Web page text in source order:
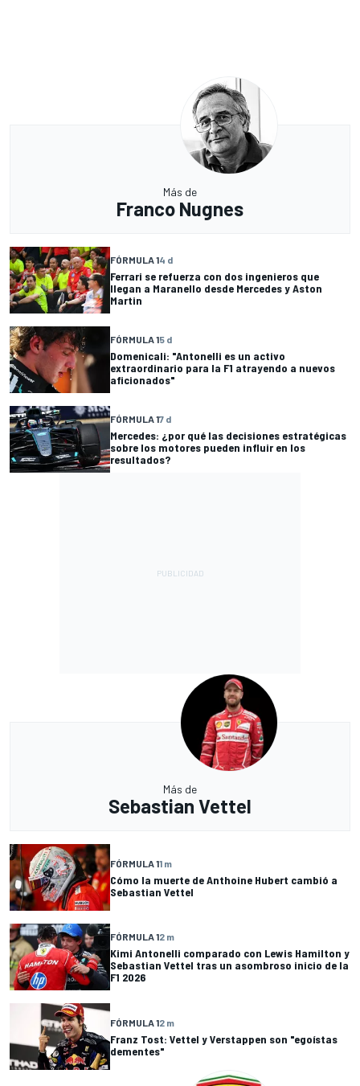
Más de
Franco Nugnes
FÓRMULA 14 d
Ferrari se refuerza con dos ingenieros que
llegan a Maranello desde Mercedes y Aston
Martin
FÓRMULA 15 d
Domenicali: "Antonelli es un activo
extraordinario para la F1 atrayendo a nuevos
aficionados"
FÓRMULA 17 d
Mercedes: ¿por qué las decisiones estratégicas
sobre los motores pueden influir en los
resultados?
Más de
Sebastian Vettel
FÓRMULA 11 m
Cómo la muerte de Anthoine Hubert cambió a
Sebastian Vettel
FÓRMULA 12 m
Kimi Antonelli comparado con Lewis Hamilton y
Sebastian Vettel tras un asombroso inicio de la
F1 2026
FÓRMULA 12 m
Franz Tost: Vettel y Verstappen son "egoístas
dementes"